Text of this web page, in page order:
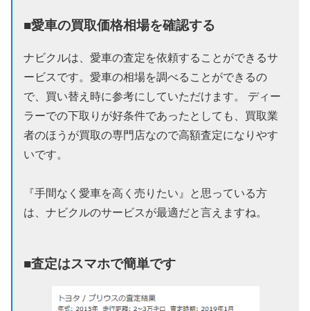
■愛車の買取価格相場を確認する
ナビクルは、愛車の査定を依頼することができるサ
ービスです。愛車の相場を調べることができるの
で、買い替え時に参考にしていただけます。 ディー
ラーでの下取りが好条件であったとしても、買取業
者のほうが買取の専門店なので高額査定になりやす
いです。
『手間なく愛車を高く売りたい』と思っている方
は、ナビクルのサービスが最適だと言えますね。
■査定はスマホで簡単です